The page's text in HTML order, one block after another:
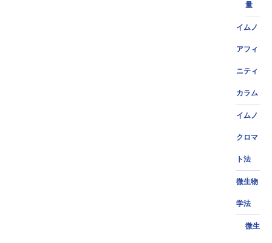
量
イムノ
アフィ
ニティ
カラム
イムノ
クロマ
ト法
微生物
学法
微生